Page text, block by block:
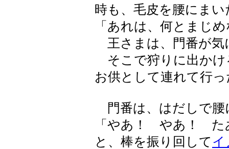
時も、毛皮を腰にま
「あれは、何とまじ
王さまは、門番が気
そこで狩りに出かけ
お供として連れて行
門番は、はだしで腰
「やあ！ やあ！ た
と、棒を振り回して イ